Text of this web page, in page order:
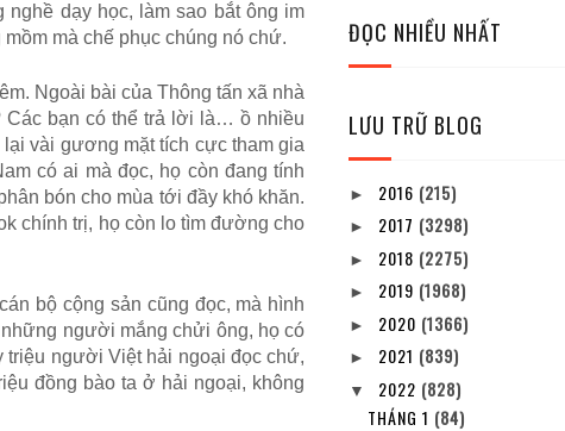
dạy học, làm sao bắt ông im
mà chế phục chúng nó chứ.
Ngoài bài của Thông tấn xã nhà
bạn có thể trả lời là… ồ nhiều
vài gương mặt tích cực tham gia
có ai mà đọc, họ còn đang tính
bón cho mùa tới đầy khó khăn.
chính trị, họ còn lo tìm đường cho
bộ cộng sản cũng đọc, mà hình
người mắng chửi ông, họ có
triệu người Việt hải ngoại đọc chứ,
đồng bào ta ở hải ngoại, không
ĐỌC NHIỀU NHẤT
LƯU TRỮ BLOG
► 2016 (215)
► 2017 (3298)
► 2018 (2275)
► 2019 (1968)
► 2020 (1366)
► 2021 (839)
▼ 2022 (828)
THÁNG 1 (84)